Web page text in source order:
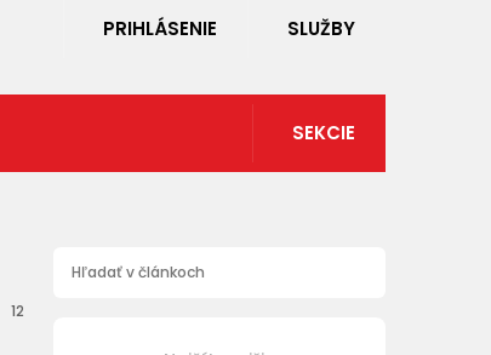
PRIHLÁSENIE SLUŽBY
SEKCIE
12